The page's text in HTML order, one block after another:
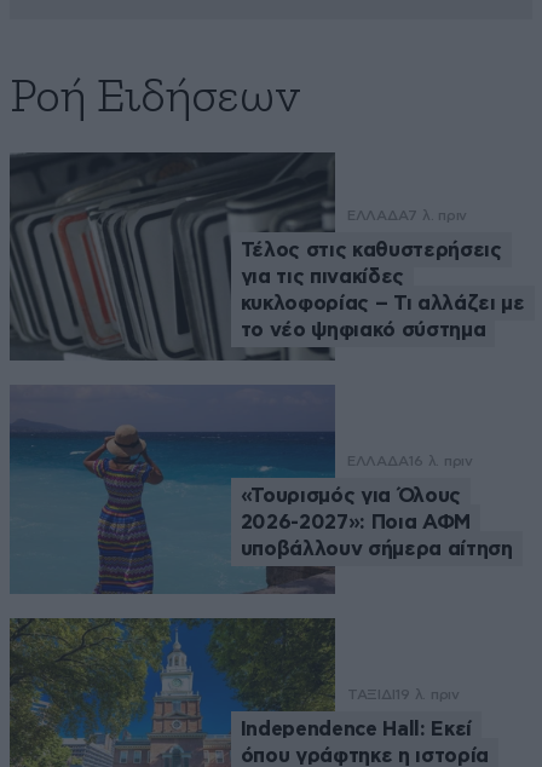
Ροή Ειδήσεων
ΕΛΛΑΔΑ7 λ. πριν
Τέλος στις καθυστερήσεις
για τις πινακίδες
κυκλοφορίας – Τι αλλάζει με
το νέο ψηφιακό σύστημα
ΕΛΛΑΔΑ 16 λ. πριν
«Τουρισμός για Όλους
2026-2027»: Ποια ΑΦΜ
υποβάλλουν σήμερα αίτηση
ΤΑΞΙΔΙ 19 λ. πριν
Independence Hall: Εκεί
όπου γράφτηκε η ιστορία